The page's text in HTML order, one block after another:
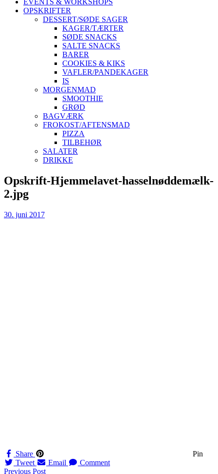
EVENTS & WORKSHOPS
OPSKRIFTER
DESSERT/SØDE SAGER
KAGER/TÆRTER
SØDE SNACKS
SALTE SNACKS
BARER
COOKIES & KIKS
VAFLER/PANDEKAGER
IS
MORGENMAD
SMOOTHIE
GRØD
BAGVÆRK
FROKOST/AFTENSMAD
PIZZA
TILBEHØR
SALATER
DRIKKE
Skip
to
content
Opskrift-Hjemmelavet-hasselnøddemælk-
2.jpg
30. juni 2017
Share
Pin
Tweet
Email Comment
Previous Post